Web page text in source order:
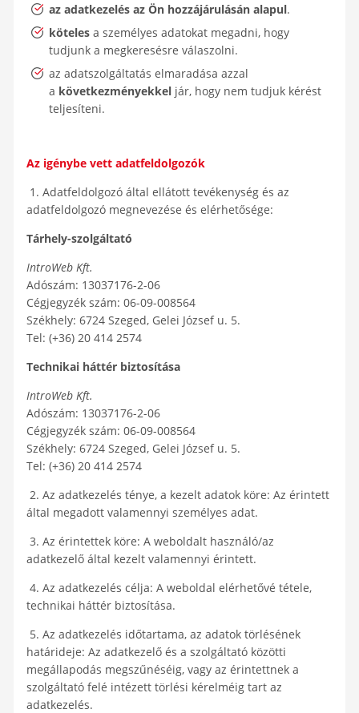
az adatkezelés az Ön hozzájárulásán alapul.
kötelesa személyes adatokat megadni, hogy
tudjunk a megkeresésre válaszolni.
az adatszolgáltatás elmaradása azzal
a következményekkeljár, hogy nem tudjuk kérést
teljesíteni.
Az igénybe vett adatfeldolgozók
1. Adatfeldolgozó által ellátott tevékenység és az
adatfeldolgozó megnevezése és elérhetősége:
Tárhely-szolgáltató
IntroWeb Kft.
Adószám: 13037176-2-06
Cégjegyzék szám: 06-09-008564
Székhely: 6724 Szeged, Gelei József u. 5.
Tel: (+36) 20 414 2574
Technikai háttér biztosítása
IntroWeb Kft.
Adószám: 13037176-2-06
Cégjegyzék szám: 06-09-008564
Székhely: 6724 Szeged, Gelei József u. 5.
Tel: (+36) 20 414 2574
2. Az adatkezelés ténye, a kezelt adatok köre: Az érintett
által megadott valamennyi személyes adat.
3. Az érintettek köre: A weboldalt használó/az
adatkezelő által kezelt valamennyi érintett.
4. Az adatkezelés célja: A weboldal elérhetővé tétele,
technikai háttér biztosítása.
5. Az adatkezelés időtartama, az adatok törlésének
határideje: Az adatkezelő és a szolgáltató közötti
megállapodás megszűnéséig, vagy az érintettnek a
szolgáltató felé intézett törlési kérelméig tart az
adatkezelés.